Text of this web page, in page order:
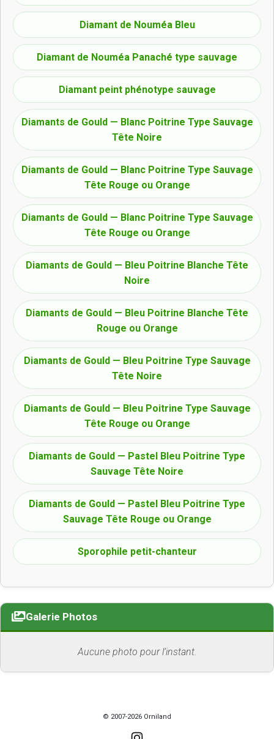
Diamant de Nouméa Bleu
Diamant de Nouméa Panaché type sauvage
Diamant peint phénotype sauvage
Diamants de Gould — Blanc Poitrine Type Sauvage
Tête Noire
Diamants de Gould — Blanc Poitrine Type Sauvage
Tête Rouge ou Orange
Diamants de Gould — Blanc Poitrine Type Sauvage
Tête Rouge ou Orange
Diamants de Gould — Bleu Poitrine Blanche Tête
Noire
Diamants de Gould — Bleu Poitrine Blanche Tête
Rouge ou Orange
Diamants de Gould — Bleu Poitrine Type Sauvage
Tête Noire
Diamants de Gould — Bleu Poitrine Type Sauvage
Tête Rouge ou Orange
Diamants de Gould — Pastel Bleu Poitrine Type
Sauvage Tête Noire
Diamants de Gould — Pastel Bleu Poitrine Type
Sauvage Tête Rouge ou Orange
Sporophile petit-chanteur
Galerie Photos
Aucune photo pour l’instant.
© 2007-2026 Orniland